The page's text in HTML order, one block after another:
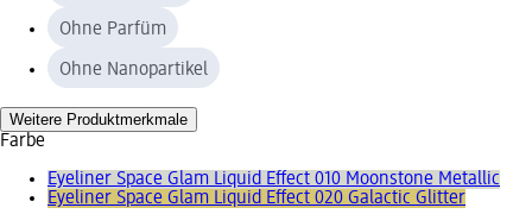
Ohne Parfüm
Ohne Nanopartikel
Weitere Produktmerkmale
Farbe
Eyeliner Space Glam Liquid Effect 010 Moonstone Metallic
Eyeliner Space Glam Liquid Effect 020 Galactic Glitter